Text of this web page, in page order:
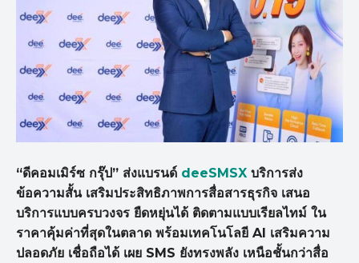
“ดีคอมเมิร์ซ กรุ๊ป” ส่งแบรนด์ deeSMSX บริการส่ง
ข้อความสั้น เสริมประสิทธิภาพการสื่อสารธุรกิจ เสนอ
บริการแบบครบวงจร ยืดหยุ่นได้ ติดตามแบบเรียลไทม์ ใน
ราคาคุ้มค่าที่สุดในตลาด พร้อมเทคโนโลยี AI เสริมความ
ปลอดภัย เชื่อถือได้ เผย SMS ยังทรงพลัง เหนือชั้นกว่าสื่อ